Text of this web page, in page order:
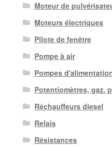
Moteur de
Moteurs électriques
Pilote de fenêtre
Pompe à air
Pompes
Potentiomètres, gaz.
Réchauffeurs diesel
Relais
Résistances